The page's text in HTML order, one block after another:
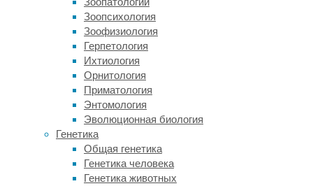
Зоопсихология
Зоофизиология
Герпетология
Ихтиология
Орнитология
Приматология
Энтомология
Эволюционная биология
Генетика
Общая генетика
Генетика человека
Генетика животных
развития
головного
мозга,
патологию
синдрома
Туретта
связывают
изменением
баланса
работы
возбуждающих